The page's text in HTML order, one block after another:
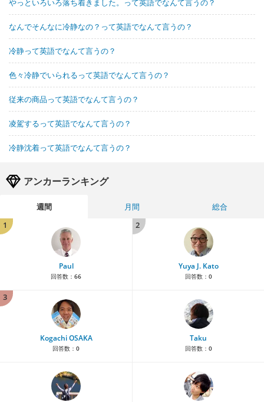
やっといろいろ落ち着きました。って英語でなんて言うの？
なんでそんなに冷静なの？って英語でなんて言うの？
冷静って英語でなんて言うの？
色々冷静でいられるって英語でなんて言うの？
従来の商品って英語でなんて言うの？
凌駕するって英語でなんて言うの？
冷静沈着って英語でなんて言うの？
アンカーランキング
週間 月間
総合
1
Paul
回答数： 66
2
Yuya J. Kato
回答数： 0
3
Kogachi OSAKA
回答数： 0
Taku
回答数： 0